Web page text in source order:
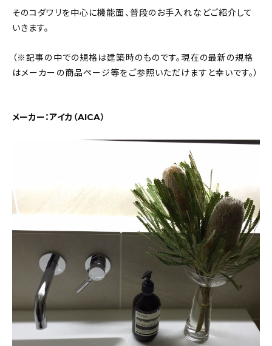
会社概要
お問い合わせ
そのコダワリを中心に機能面、普段のお手入れなどご紹介して
いきます。
（※記事の中での規格は建築時のものです。現在の最新の規格
はメーカーの商品ページ等をご参照いただけますと幸いです。）
メーカー：アイカ（AICA）